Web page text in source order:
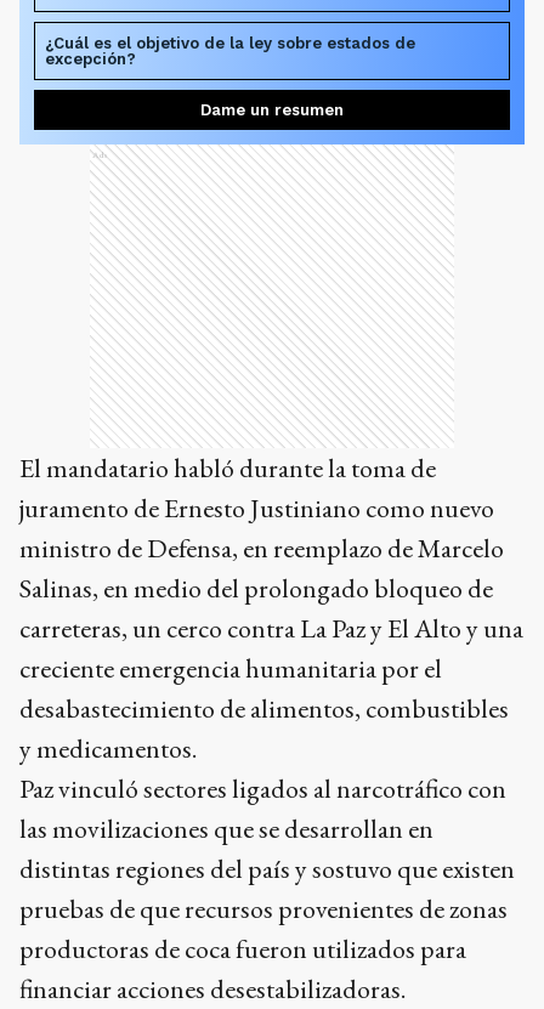
¿Cuál es el objetivo de la ley sobre estados de
excepción?
Dame un resumen
Ads
El mandatario habló durante la toma de
juramento de Ernesto Justiniano como nuevo
ministro de Defensa, en reemplazo de Marcelo
Salinas, en medio del prolongado bloqueo de
carreteras, un cerco contra La Paz y El Alto y una
creciente emergencia humanitaria por el
desabastecimiento de alimentos, combustibles
y medicamentos.
Paz vinculó sectores ligados al narcotráfico con
las movilizaciones que se desarrollan en
distintas regiones del país y sostuvo que existen
pruebas de que recursos provenientes de zonas
productoras de coca fueron utilizados para
financiar acciones desestabilizadoras.